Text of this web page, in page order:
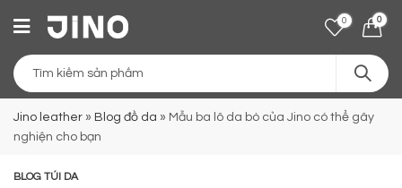
0 0
Jino leather » Blog đồ da » Mẫu ba lô da bò của Jino có thể gây
nghiện cho bạn
BLOG TÚI DA